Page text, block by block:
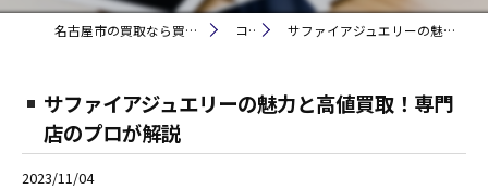
名古屋市の買取なら買取大吉 ミュープラット神宮前 コラム サファイアジュエリーの魅力と高値買取！専門店のプロが解説
サファイアジュエリーの魅力と高値買取！専門
店のプロが解説
2023/11/04